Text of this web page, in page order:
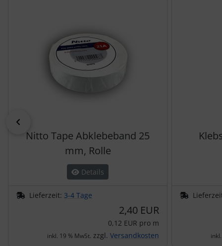
Nitto Tape Abklebeband 25
mm, Rolle
Details
Lieferzeit: 3-4 Tage
2,40 EUR
0,12 EUR pro m
inkl. 19 % MwSt. zzgl. Versandkosten
Schutztaschen Interieur
Tapes und Tuning
Transponder
Sonstiges